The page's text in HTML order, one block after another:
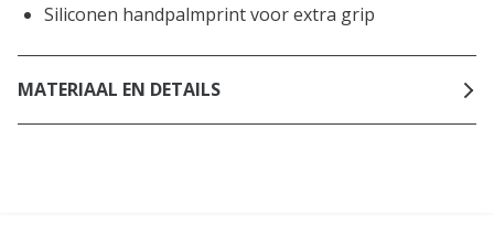
Siliconen handpalmprint voor extra grip
MATERIAAL EN DETAILS